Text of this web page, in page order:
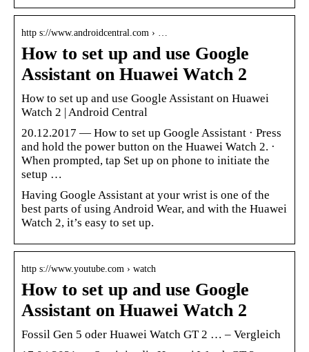
http s://www.androidcentral.com › …
How to set up and use Google
Assistant on Huawei Watch 2
How to set up and use Google Assistant on Huawei
Watch 2 | Android Central
20.12.2017 — How to set up Google Assistant · Press
and hold the power button on the Huawei Watch 2. ·
When prompted, tap Set up on phone to initiate the
setup …
Having Google Assistant at your wrist is one of the
best parts of using Android Wear, and with the Huawei
Watch 2, it’s easy to set up.
http s://www.youtube.com › watch
How to set up and use Google
Assistant on Huawei Watch 2
Fossil Gen 5 oder Huawei Watch GT 2 … – Vergleich